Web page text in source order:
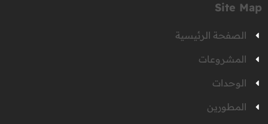
Site Map
الصفحة الرئيسية
المشروعات
الوحدات
المطورين